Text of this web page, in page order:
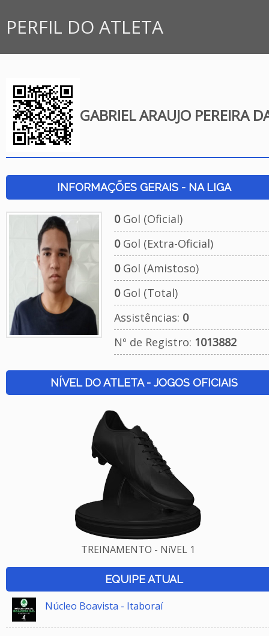
PERFIL DO ATLETA
GABRIEL ARAUJO PEREIRA
INFORMAÇÕES GERAIS - NA LIGA
0Gol (Oficial)
0Gol (Extra-Oficial)
0Gol (Amistoso)
0Gol (Total)
Assistências: 0
Nº de Registro: 1013882
NÍVEL DO ATLETA - JOGOS OFICIAIS
TREINAMENTO - NíVEL 1
EQUIPE ATUAL
Núcleo Boavista - Itaboraí